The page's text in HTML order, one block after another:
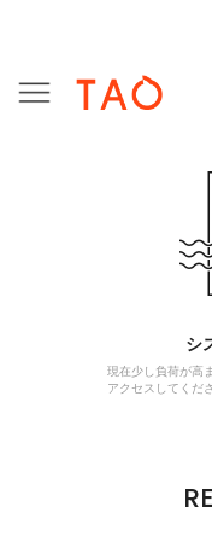
シ
現在少し負荷が高
アクセスしてくだ